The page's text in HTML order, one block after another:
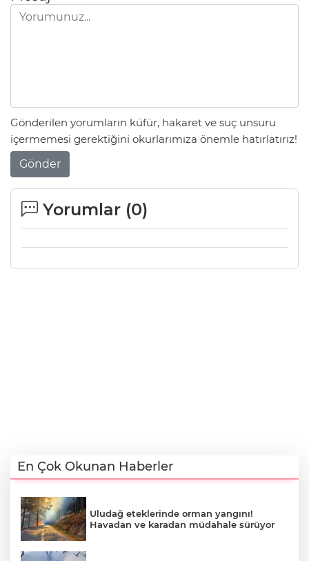
Gönderilen yorumların küfür, hakaret ve suç unsuru
içermemesi gerektiğini okurlarımıza önemle hatırlatırız!
Gönder
Yorumlar (0)
En Çok Okunan Haberler
Uludağ eteklerinde orman yangını!
Havadan ve karadan müdahale sürüyor